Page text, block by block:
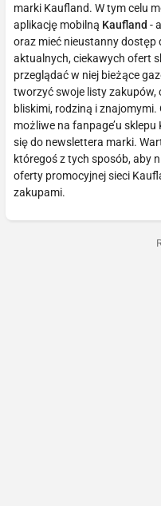
marki Kaufland. W tym celu
aplikację mobilną Kaufland -
oraz mieć nieustanny dostęp
aktualnych, ciekawych ofert
przeglądać w niej bieżące
tworzyć swoje listy zakupów,
bliskimi, rodziną i
możliwe na fanpage’u
się do newslettera marki.
któregoś z tych sposób, aby
oferty promocyjnej sieci
zakupami.